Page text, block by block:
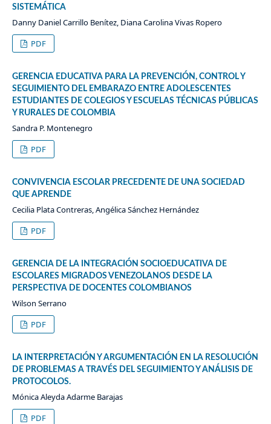
SISTEMÁTICA
Danny Daniel Carrillo Benítez, Diana Carolina Vivas Ropero
PDF
GERENCIA EDUCATIVA PARA LA PREVENCIÓN, CONTROL Y
SEGUIMIENTO DEL EMBARAZO ENTRE ADOLESCENTES
ESTUDIANTES DE COLEGIOS Y ESCUELAS TÉCNICAS PÚBLICAS
Y RURALES DE COLOMBIA
Sandra P. Montenegro
PDF
CONVIVENCIA ESCOLAR PRECEDENTE DE UNA SOCIEDAD
QUE APRENDE
Cecilia Plata Contreras, Angélica Sánchez Hernández
PDF
GERENCIA DE LA INTEGRACIÓN SOCIOEDUCATIVA DE
ESCOLARES MIGRADOS VENEZOLANOS DESDE LA
PERSPECTIVA DE DOCENTES COLOMBIANOS
Wilson Serrano
PDF
LA INTERPRETACIÓN Y ARGUMENTACIÓN EN LA RESOLUCIÓN
DE PROBLEMAS A TRAVÉS DEL SEGUIMIENTO Y ANÁLISIS DE
PROTOCOLOS.
Mónica Aleyda Adarme Barajas
PDF